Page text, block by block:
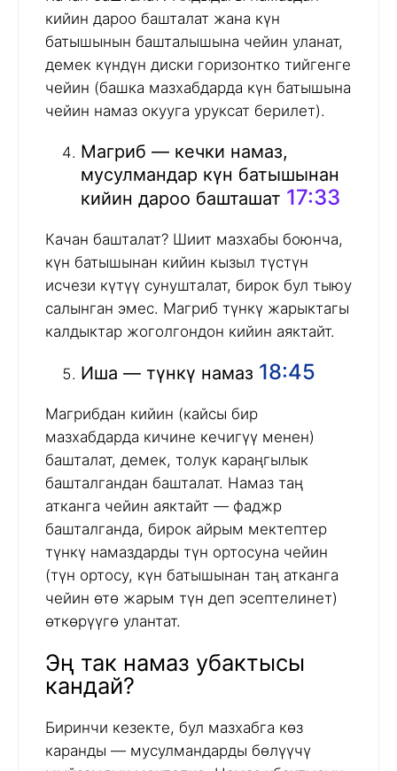
кийин дароо башталат жана күн
батышынын башталышына чейин уланат,
демек күндүн диски горизонтко тийгенге
чейин (башка мазхабдарда күн батышына
чейин намаз окууга уруксат берилет).
Магриб — кечки намаз,
мусулмандар күн батышынан
кийин дароо башташат 17:33
Качан башталат? Шиит мазхабы боюнча,
күн батышынан кийин кызыл түстүн
исчези күтүү сунушталат, бирок бул тыюу
салынган эмес. Магриб түнкү жарыктагы
калдыктар жоголгондон кийин аяктайт.
Иша — түнкү намаз 18:45
Магрибдан кийин (кайсы бир
мазхабдарда кичине кечигүү менен)
башталат, демек, толук караңгылык
башталгандан башталат. Намаз таң
атканга чейин аяктайт — фаджр
башталганда, бирок айрым мектептер
түнкү намаздарды түн ортосуна чейин
(түн ортосу, күн батышынан таң атканга
чейин өтө жарым түн деп эсептелинет)
өткөрүүгө улантат.
Эң так намаз убактысы
кандай?
Биринчи кезекте, бул мазхабга көз
каранды — мусулмандарды бөлүүчү